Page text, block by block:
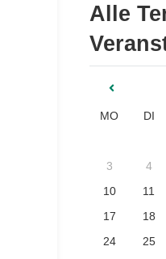
Alle
MO DI
3
4
10
11
17
18
24
25